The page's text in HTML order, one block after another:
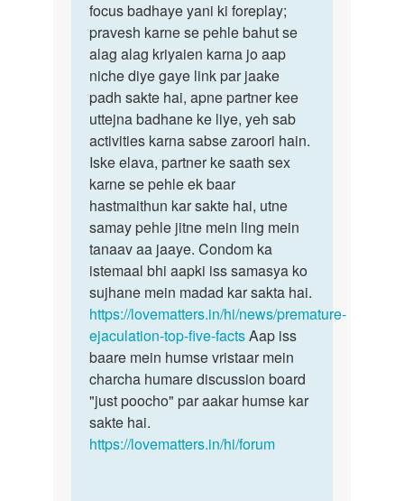
focus badhaye yani ki foreplay;
pravesh karne se pehle bahut se
alag alag kriyaien karna jo aap
niche diye gaye link par jaake
padh sakte hai, apne partner kee
uttejna badhane ke liye, yeh sab
activities karna sabse zaroori hain.
Iske elava, partner ke saath sex
karne se pehle ek baar
hastmaithun kar sakte hai, utne
samay pehle jitne mein ling mein
tanaav aa jaaye. Condom ka
istemaal bhi aapki iss samasya ko
sujhane mein madad kar sakta hai.
https://lovematters.in/hi/news/premature-
ejaculation-top-five-factsAap iss
baare mein humse vristaar mein
charcha humare discussion board
"just poocho" par aakar humse kar
sakte hai.
https://lovematters.in/hi/forum